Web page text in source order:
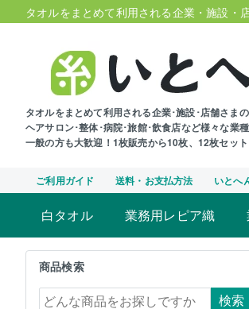
タオルをまとめて利用される企業・施設・
タオルをまとめて利用される企業･施設･店舗さま
ヘアサロン･整体･病院･旅館･飲食店など様々な業
一般の方も大歓迎！1枚販売から10枚、12枚セッ
ご利用ガイド 送料・お支払方法 いとへ
白タオル 業務用レピア織
商品検索
検索